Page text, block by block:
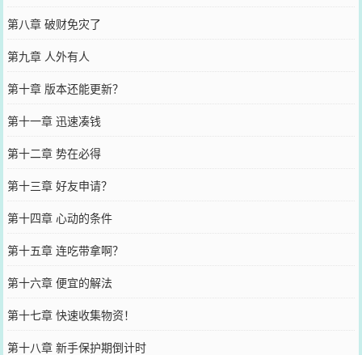
第八章 破财免灾了
第九章 人外有人
第十章 版本还能更新？
第十一章 迅速凑钱
第十二章 势在必得
第十三章 好友申请？
第十四章 心动的条件
第十五章 连吃带拿啊？
第十六章 便宜的解法
第十七章 快速收集物资！
第十八章 新手保护期倒计时